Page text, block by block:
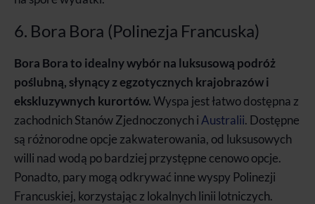
6. Bora Bora (Polinezja Francuska)
Bora Bora to idealny wybór na luksusową podróż
poślubną, słynący z egzotycznych krajobrazów i
ekskluzywnych kurortów.Wyspa jest łatwo dostępna z
zachodnich Stanów Zjednoczonych i Australii. Dostępne
są różnorodne opcje zakwaterowania, od luksusowych
willi nad wodą po bardziej przystępne cenowo opcje.
Ponadto, pary mogą odkrywać inne wyspy Polinezji
Francuskiej, korzystając z lokalnych linii lotniczych.